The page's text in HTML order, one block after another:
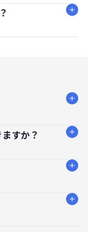
すか？